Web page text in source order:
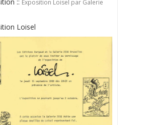
Exposition Loisel par Galerie
Loisel